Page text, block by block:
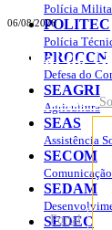
06/08/2026
Portal do
Governo
Portal
Polícia
POLITEC
Polícia
PROCON
Defesa do
SEAGRI
Agricultura
SEAS
Assistência
SECOM
Comunicação
SEDAM
SEDEC